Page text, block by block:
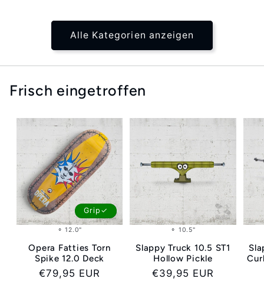
Alle Kategorien anzeigen
Frisch eingetroffen
Grip✓
Opera Fatties Torn
Spike 12.0 Deck
Normaler
€79,95 EUR
⚬ 12.0"
Slappy Truck 10.5 ST1
Hollow Pickle
Normaler
€39,95 EUR
⚬ 10.5"